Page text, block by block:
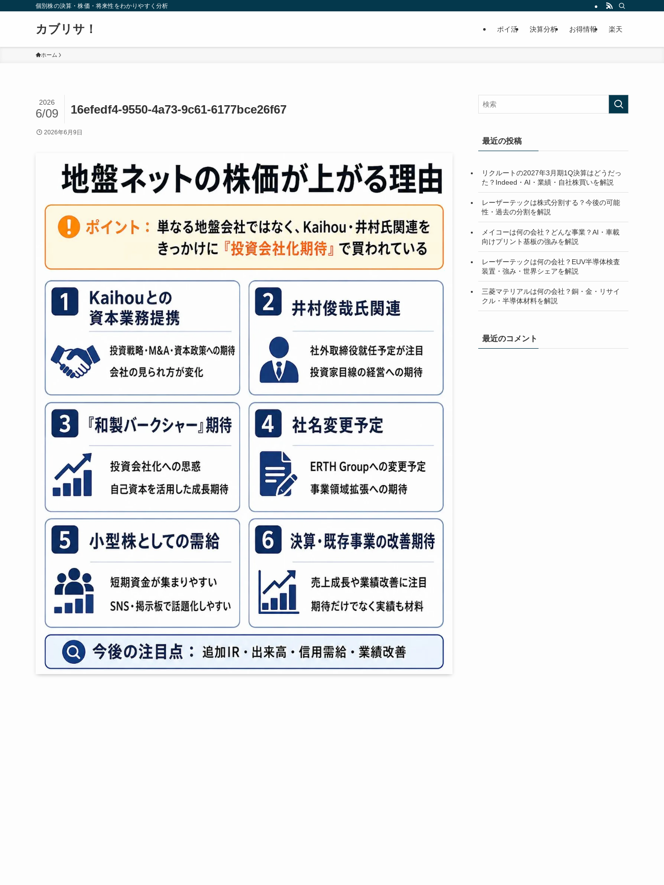
個別株の決算・株価・将来性をわかりやすく分析
カブリサ！ ポイ活 決算分析 お得情報 楽天
ホーム
16efedf4-9550-4a73-9c61-6177bce26f67
2026
6/09
2026年6月9日
最近の投稿
リクルートの2027年3月期1Q決算はどうだっ
た？Indeed・AI・業績・自社株買いを解説
レーザーテックは株式分割する？今後の可能
性・過去の分割を解説
メイコーは何の会社？どんな事業？AI・車載
向けプリント基板の強みを解説
レーザーテックは何の会社？EUV半導体検査
装置・強み・世界シェアを解説
三菱マテリアルは何の会社？銅・金・リサイ
クル・半導体材料を解説
最近のコメント